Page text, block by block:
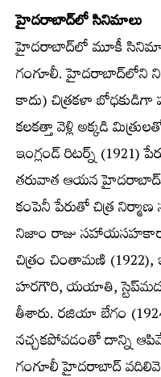
హైదరాబాద్‌లో సినిమాలు
హైదరాబాద్‌లో మూకీ
గంగూలీ. హైదరాబాద్‌లోని
కాదు) చిత్రకళా బోధకుడిగా
కలకత్తా వెళ్లి అక్కడి
ఇంగ్లండ్ రిటర్న్
తరువాత ఆయన
కంపెనీ పేరుతో చిత్ర నిర్మాణ
నిజాం రాజు
చిత్రం చింతామణి (1922),
హరగౌరి, యయాతి,
తీశారు. రజియా బేగం
నచ్చకపోవడంతో దాన్ని
గంగూలీ హైదరాబాద్